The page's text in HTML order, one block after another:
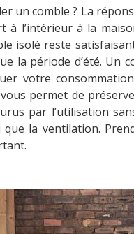
un comble ? La
à l’intérieur à la
isolé reste
la période d’été. Un
votre
permet de
par l’utilisation
la ventilation.